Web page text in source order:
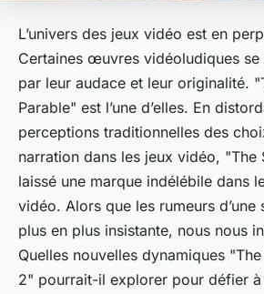
L’univers des jeux vidéo est en
Certaines œuvres vidéoludiques
par leur audace et leur originalité.
Parable" est l’une d’elles. En
perceptions traditionnelles des
narration dans les jeux vidéo, "The
laissé une marque indélébile dans
vidéo. Alors que les rumeurs d’une
plus en plus insistante, nous nous
Quelles nouvelles dynamiques
2" pourrait-il explorer pour défier à